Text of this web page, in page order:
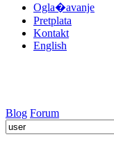
Ogla�avanje
Pretplata
Kontakt
English
Blog Forum